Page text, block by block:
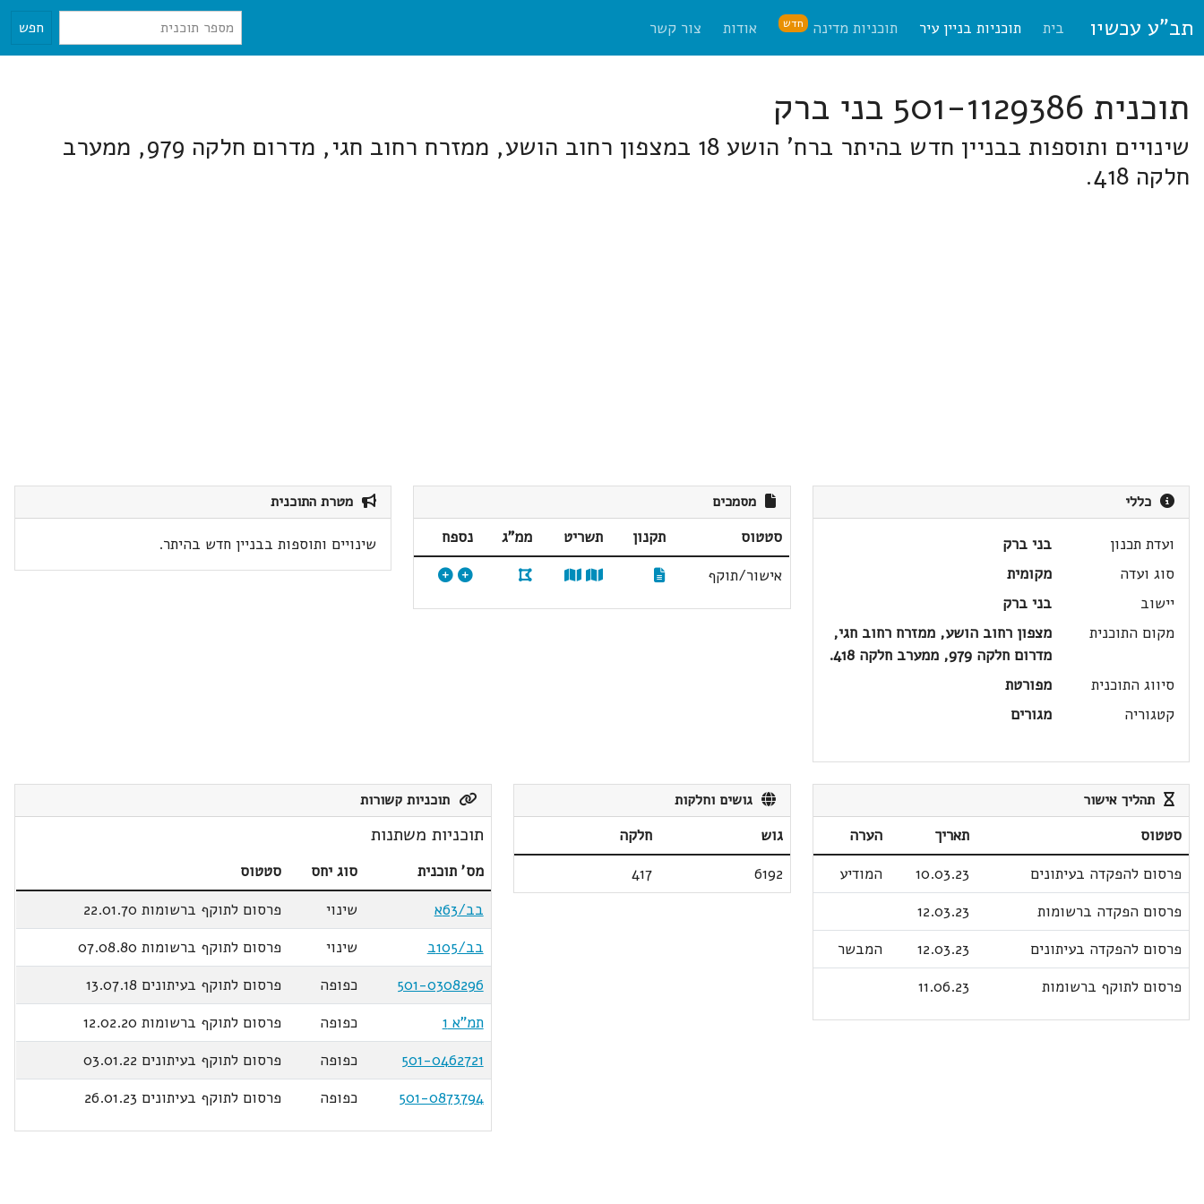
תב"ע עכשיו בית תוכניות בניין עיר תוכניות מדינה חדש אודות צור קשר חפש
תוכנית 501-1129386 בני ברק
שינויים ותוספות בבניין חדש בהיתר ברח' הושע 18 במצפון רחוב הושע, ממזרח רחוב חגי, מדרום חלקה 979, ממערב
חלקה 418.
כללי
ועדת תכנון
בני ברק
סוג ועדה
מקומית
יישוב
בני ברק
מקום התוכנית
מצפון רחוב הושע, ממזרח רחוב חגי,
מדרום חלקה 979, ממערב חלקה 418.
סיווג התוכנית
מפורטת
קטגוריה
מגורים
מסמכים
סטטוס תקנון תשריט ממ"ג
נספח
אישור/תוקף
מטרת התוכנית
שינויים ותוספות בבניין חדש בהיתר.
תהליך אישור
סטטוס תאריך
הערה
פרסום להפקדה בעיתונים
10.03.23
המודיע
פרסום הפקדה ברשומות
12.03.23
פרסום להפקדה בעיתונים
12.03.23
המבשר
פרסום לתוקף ברשומות
11.06.23
גושים וחלקות
גוש
חלקה
6192
417
תוכניות קשורות
תוכניות משתנות
מס' תוכנית סוג יחס
סטטוס
בב/63א
שינוי
פרסום לתוקף ברשומות 22.01.70
בב/105ב
שינוי
פרסום לתוקף ברשומות 07.08.80
501-0308296
כפופה
פרסום לתוקף בעיתונים 13.07.18
תמ"א 1
כפופה
פרסום לתוקף ברשומות 12.02.20
501-0462721
כפופה
פרסום לתוקף בעיתונים 03.01.22
501-0873794
כפופה פרסום לתוקף בעיתונים 26.01.23